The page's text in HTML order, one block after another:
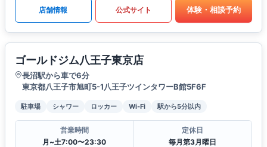
店舗情報 公式サイト 体験・相談予約
ゴールドジム八王子東京店
長沼駅から車で6分
東京都八王子市旭町5-1八王子ツインタワーB館5F6F
駐車場 シャワー ロッカー Wi-Fi 駅から5分以内
営業時間
月~土7:00〜23:30
定休日
毎月第3月曜日